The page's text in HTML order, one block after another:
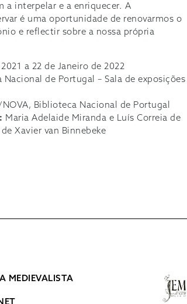
a interpelar e a enriquecer. A
é uma oportunidade de renovarmos o
e reflectir sobre a nossa própria
a 22 de Janeiro de 2022
de Portugal – Sala de exposições
NOVA, Biblioteca Nacional de Portugal
Maria Adelaide Miranda e Luís Correia de
Xavier van Binnebeke
MEDIEVALISTA